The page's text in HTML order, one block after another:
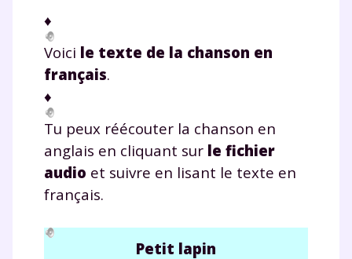
♦
Voici le texte de la chanson en
français.
♦
Tu peux réécouter la chanson en
anglais en cliquant sur le fichier
audio et suivre en lisant le texte en
français.
Petit lapin
Envie de progresser
et de réussir votre
année scolaire ?